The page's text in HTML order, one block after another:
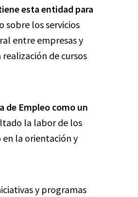
esta entidad para
sobre los servicios
entre empresas y
de cursos
de Empleo como un
la labor de los
la orientación y
y programas